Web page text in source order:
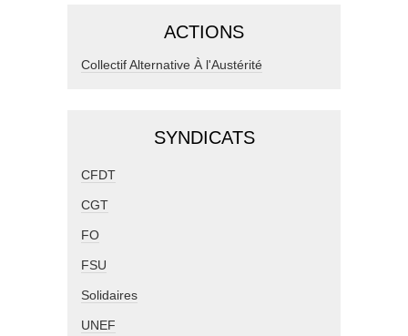
ACTIONS
Collectif Alternative À l'Austérité
SYNDICATS
CFDT
CGT
FO
FSU
Solidaires
UNEF